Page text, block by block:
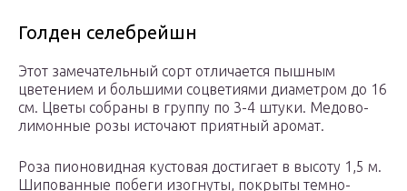
Голден селебрейшн
Этот замечательный сорт отличается пышным
цветением и большими соцветиями диаметром до 16
см. Цветы собраны в группу по 3-4 штуки. Медово-
лимонные розы источают приятный аромат.
Роза пионовидная кустовая достигает в высоту 1,5 м.
Шипованные побеги изогнуты, покрыты темно-